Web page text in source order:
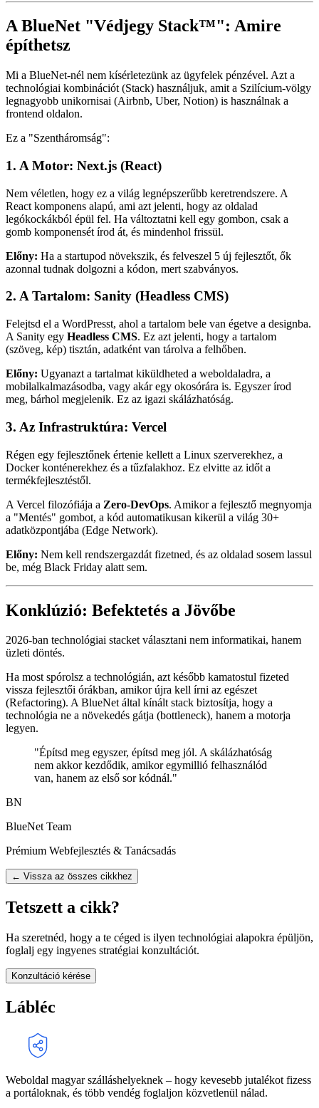
A BlueNet "Védjegy Stack™": Amire
építhetsz
Mi a BlueNet-nél nem kísérletezünk az ügyfelek pénzével. Azt a
technológiai kombinációt (Stack) használjuk, amit a Szilícium-völgy
legnagyobb unikornisai (Airbnb, Uber, Notion) is használnak a
frontend oldalon.
Ez a "Szentháromság":
1. A Motor: Next.js (React)
Nem véletlen, hogy ez a világ legnépszerűbb keretrendszere. A
React komponens alapú, ami azt jelenti, hogy az oldalad
legókockákból épül fel. Ha változtatni kell egy gombon, csak a
gomb komponensét írod át, és mindenhol frissül.
Előny: Ha a startupod növekszik, és felveszel 5 új fejlesztőt, ők
azonnal tudnak dolgozni a kódon, mert szabványos.
2. A Tartalom: Sanity (Headless CMS)
Felejtsd el a WordPresst, ahol a tartalom bele van égetve a designba.
A Sanity egy Headless CMS. Ez azt jelenti, hogy a tartalom
(szöveg, kép) tisztán, adatként van tárolva a felhőben.
Előny: Ugyanazt a tartalmat kiküldheted a weboldaladra, a
mobilalkalmazásodba, vagy akár egy okosórára is. Egyszer írod
meg, bárhol megjelenik. Ez az igazi skálázhatóság.
3. Az Infrastruktúra: Vercel
Régen egy fejlesztőnek értenie kellett a Linux szerverekhez, a
Docker konténerekhez és a tűzfalakhoz. Ez elvitte az időt a
termékfejlesztéstől.
A Vercel filozófiája a Zero-DevOps. Amikor a fejlesztő megnyomja
a "Mentés" gombot, a kód automatikusan kikerül a világ 30+
adatközpontjába (Edge Network).
Előny: Nem kell rendszergazdát fizetned, és az oldalad sosem lassul
be, még Black Friday alatt sem.
Konklúzió: Befektetés a Jövőbe
2026-ban technológiai stacket választani nem informatikai, hanem
üzleti döntés.
Ha most spórolsz a technológián, azt később kamatostul fizeted
vissza fejlesztői órákban, amikor újra kell írni az egészet
(Refactoring). A BlueNet által kínált stack biztosítja, hogy a
technológia ne a növekedés gátja (bottleneck), hanem a motorja
legyen.
"Építsd meg egyszer, építsd meg jól. A skálázhatóság
nem akkor kezdődik, amikor egymillió felhasználód
van, hanem az első sor kódnál."
BN
BlueNet Team
Prémium Webfejlesztés & Tanácsadás
← Vissza az összes cikkhez
Tetszett a cikk?
Ha szeretnéd, hogy a te céged is ilyen technológiai alapokra épüljön,
foglalj egy ingyenes stratégiai konzultációt.
Konzultáció kérése
Lábléc
Weboldal magyar szálláshelyeknek – hogy kevesebb jutalékot fizess
a portáloknak, és több vendég foglaljon közvetlenül nálad.